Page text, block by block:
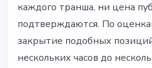
каждого транша, ни цена
подтверждаются. По
закрытие подобных
нескольких часов до